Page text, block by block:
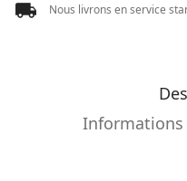
Nous livrons en service
Informations